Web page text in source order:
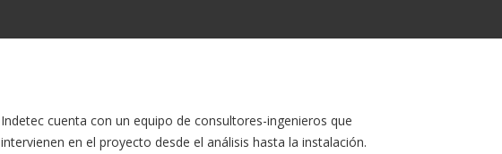
Indetec cuenta con un equipo de consultores-ingenieros que
intervienen en el proyecto desde el análisis hasta la instalación.